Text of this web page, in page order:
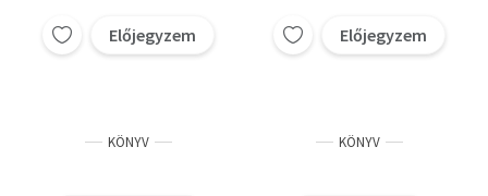
Előjegyzem Előjegyzem
KÖNYV KÖNYV